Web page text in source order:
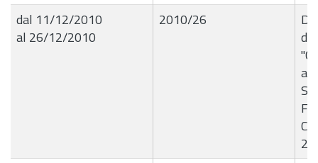
dal 11/12/2010
al 26/12/2010
2010/26
S.